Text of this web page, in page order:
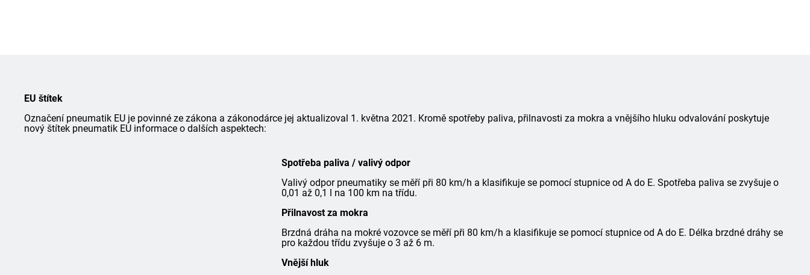
EU štítek
Označení pneumatik EU je povinné ze zákona a zákonodárce jej aktualizoval 1. května 2021. Kromě spotřeby paliva, přilnavosti za mokra a vnějšího hluku odvalování poskytuje
nový štítek pneumatik EU informace o dalších aspektech:
Spotřeba paliva / valivý odpor
Valivý odpor pneumatiky se měří při 80 km/h a klasifikuje se pomocí stupnice od A do E. Spotřeba paliva se zvyšuje o
0,01 až 0,1 l na 100 km na třídu.
Přilnavost za mokra
Brzdná dráha na mokré vozovce se měří při 80 km/h a klasifikuje se pomocí stupnice od A do E. Délka brzdné dráhy se
pro každou třídu zvyšuje o 3 až 6 m.
Vnější hluk